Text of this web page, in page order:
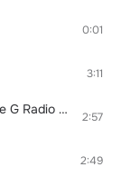
0:01
3:11
Rauf Faik - Детство (Rakurs amp Eddie G Radio Remix) 2:57
2:49